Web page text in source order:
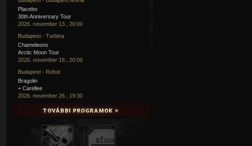
Placebo
30th Anniversary Tour
2026. november 13., 20:00
Budapest - Turbina
Chameleons
Arctic Moon Tour
2026. november 18., 20:00
Budapest - Robot
Bragolin
+ Carellee
2026. november 26., 19:30